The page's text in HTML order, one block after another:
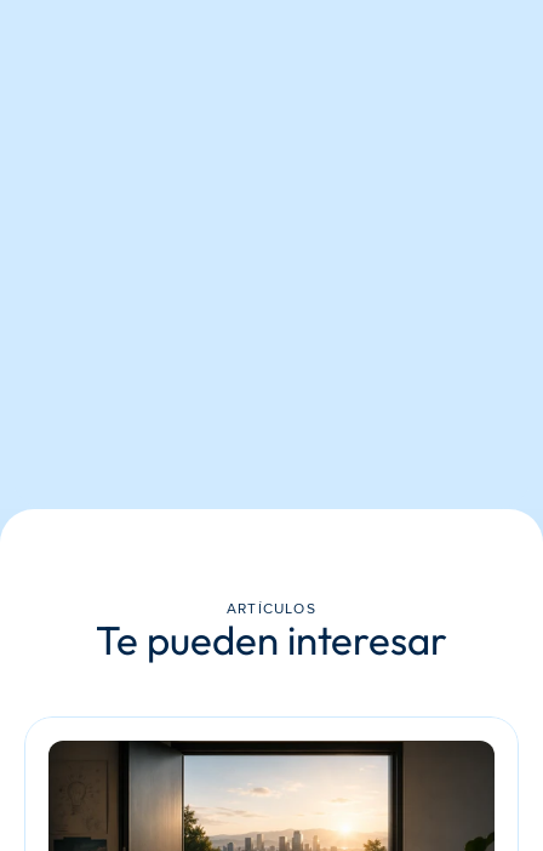
ARTÍCULOS
Te pueden interesar